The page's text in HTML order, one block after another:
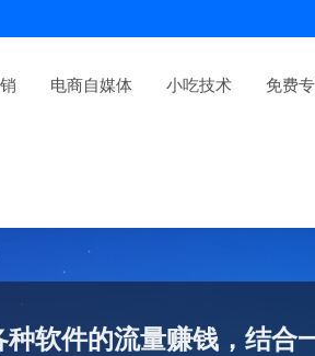
电商自媒体 小吃技术 免费
软件的流量赚钱，结合